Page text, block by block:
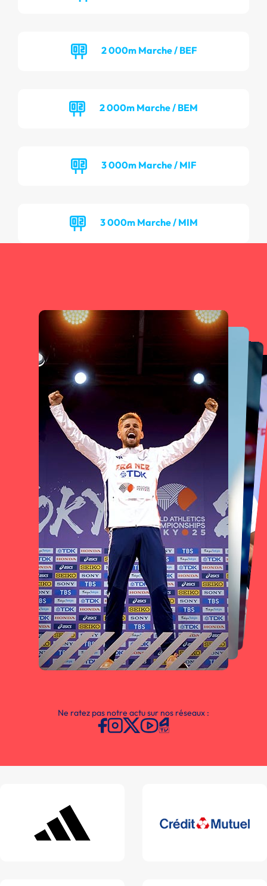
2 000m Marche / BEF
2 000m Marche / BEM
3 000m Marche / MIF
3 000m Marche / MIM
Ne ratez pas notre actu sur nos réseaux :